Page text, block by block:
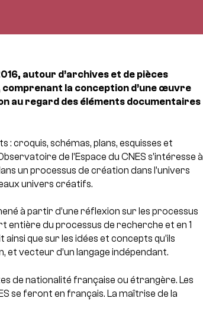
autour d’archives et de pièces
comprenant la conception d’une œuvre
au regard des éléments documentaires
croquis, schémas, plans, esquisses et
de l’Espace du CNES s’intéresse à
un processus de création dans l’univers
univers créatifs.
à partir d’une réflexion sur les processus
du processus de recherche et en 1
que sur les idées et concepts qu’ils
et vecteur d’un langage indépendant.
de nationalité française ou étrangère. Les
se feront en français. La maîtrise de la